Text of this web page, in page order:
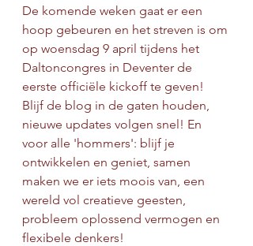
De komende weken gaat er een
hoop gebeuren en het streven is om
op woensdag 9 april tijdens het
Daltoncongres in Deventer de
eerste officiële kickoff te geven!
Blijf de blog in de gaten houden,
nieuwe updates volgen snel! En
voor alle 'hommers': blijf je
ontwikkelen en geniet, samen
maken we er iets moois van, een
wereld vol creatieve geesten,
probleem oplossend vermogen en
flexibele denkers!